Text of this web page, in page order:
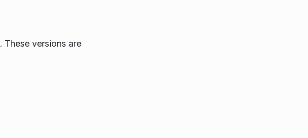
. These versions are